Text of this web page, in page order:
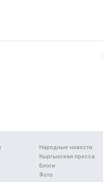
Народные новости
Кыргызская пресса
Блоги
Фото